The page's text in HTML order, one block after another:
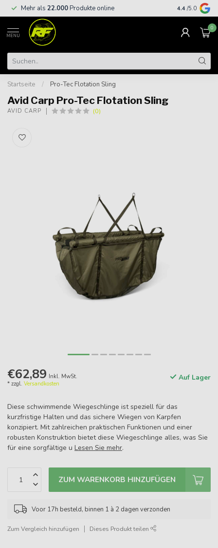
Mehr als 22.000Produkte online Kostenloser
€
4.4 /5.0
MENU
0
Startseite / Pro-Tec Flotation Sling
Avid Carp Pro-Tec Flotation Sling
AVID CARP (0)
€62,89 Inkl. MwSt.
* zzgl. Versandkosten
Auf Lager
Diese schwimmende Wiegeschlinge ist speziell für das
kurzfristige Halten und das sichere Wiegen von Karpfen
konzipiert. Mit zahlreichen praktischen Funktionen und einer
robusten Konstruktion bietet diese Wiegeschlinge alles, was Sie
für eine sorgfältige u Lesen Sie mehr.
ZUM WARENKORB HINZUFÜGEN
Voor 17h besteld, binnen 1 à 2 dagen verzonden
Zum Vergleich hinzufügen Dieses Produkt teilen